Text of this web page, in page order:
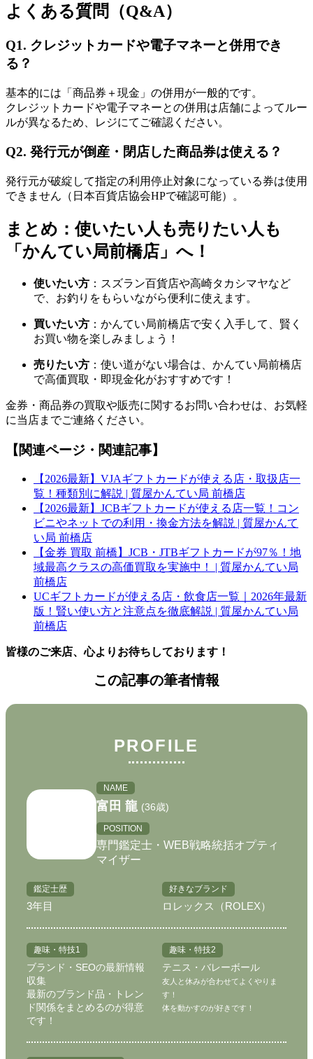
よくある質問（Q&A）
Q1. クレジットカードや電子マネーと併用でき
る？
基本的には「商品券＋現金」の併用が一般的です。
クレジットカードや電子マネーとの併用は店舗によってルー
ルが異なるため、レジにてご確認ください。
Q2. 発行元が倒産・閉店した商品券は使える？
発行元が破綻して指定の利用停止対象になっている券は使用
できません（日本百貨店協会HPで確認可能）。
まとめ：使いたい人も売りたい人も
「かんてい局前橋店」へ！
使いたい方 ：スズラン百貨店や高崎タカシマヤなど
で、お釣りをもらいながら便利に使えます。
買いたい方 ：かんてい局前橋店で安く入手して、賢く
お買い物を楽しみましょう！
売りたい方 ：使い道がない場合は、かんてい局前橋店
で高価買取・即現金化がおすすめです！
金券・商品券の買取や販売に関するお問い合わせは、お気軽
に当店までご連絡ください。
【関連ページ・関連記事】
【2026最新】VJAギフトカードが使える店・取扱店一
覧！種類別に解説 | 質屋かんてい局 前橋店
【2026最新】JCBギフトカードが使える店一覧！コン
ビニやネットでの利用・換金方法を解説 | 質屋かんて
い局 前橋店
【金券 買取 前橋】JCB・JTBギフトカードが97％！地
域最高クラスの高価買取を実施中！ | 質屋かんてい局
前橋店
UCギフトカードが使える店・飲食店一覧｜2026年最新
版！賢い使い方と注意点を徹底解説 | 質屋かんてい局
前橋店
皆様のご来店、心よりお待ちしております！
この記事の筆者情報
PROFILE
NAME
富田 龍 (36歳)
POSITION
専門鑑定士・WEB戦略統括オプティ
マイザー
鑑定士歴
3年目
好きなブランド
ロレックス（ROLEX）
趣味・特技1
ブランド・SEOの最新情報
収集
最新のブランド品・トレン
ド関係をまとめるのが得意
です！
趣味・特技2
テニス・バレーボール
友人と休みが合わせてよくやりま
す！
体を動かすのが好きです！